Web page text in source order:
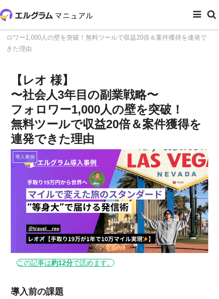
ロワー1,000人の壁を突破！無料ツールで収益20倍＆案件獲得を連発で
きた理由
【レオ 様】
〜社会人3年目の副業戦略〜
フォロワー1,000人の壁を突破！
無料ツールで収益20倍＆案件獲得を
連発できた理由
導入事例
この記事は約12分で読めます。
導入前の課題